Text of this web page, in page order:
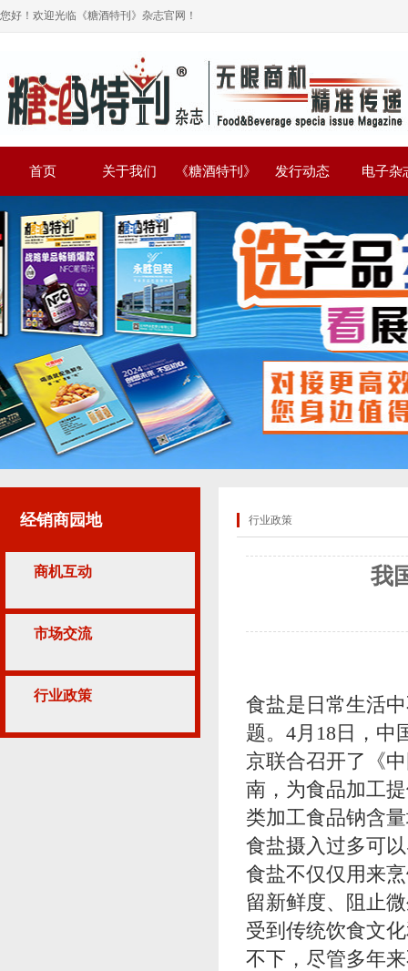
您好！欢迎光临《糖酒特刊》杂志官网！
首页 关于我们 《糖酒特刊》 发行动态 电子杂
经销商园地
商机互动
市场交流
行业政策
行业政策
我
食盐是日常生活
题。4月18日，中
京联合召开了《
南，为食品加工
类加工食品钠含
食盐摄入过多可
食盐不仅仅用来
留新鲜度、阻止
受到传统饮食文
不下，尽管多年